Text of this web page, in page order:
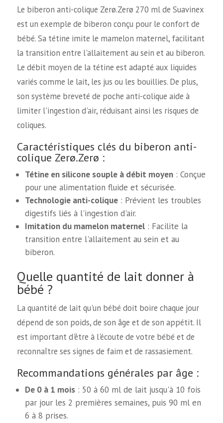
Le biberon anti-colique Zerø.Zerø 270 ml de Suavinex
est un exemple de biberon conçu pour le confort de
bébé. Sa tétine imite le mamelon maternel, facilitant
la transition entre l'allaitement au sein et au biberon.
Le débit moyen de la tétine est adapté aux liquides
variés comme le lait, les jus ou les bouillies. De plus,
son système breveté de poche anti-colique aide à
limiter l'ingestion d'air, réduisant ainsi les risques de
coliques.
Caractéristiques clés du biberon anti-
colique Zerø.Zerø :
Tétine en silicone souple à débit moyen : Conçue
pour une alimentation fluide et sécurisée.
Technologie anti-colique : Prévient les troubles
digestifs liés à l'ingestion d'air.
Imitation du mamelon maternel : Facilite la
transition entre l'allaitement au sein et au
biberon.
Quelle quantité de lait donner à
bébé ?
La quantité de lait qu'un bébé doit boire chaque jour
dépend de son poids, de son âge et de son appétit. Il
est important d'être à l'écoute de votre bébé et de
reconnaître ses signes de faim et de rassasiement.
Recommandations générales par âge :
De 0 à 1 mois : 50 à 60 ml de lait jusqu'à 10 fois
par jour les 2 premières semaines, puis 90 ml en
6 à 8 prises.